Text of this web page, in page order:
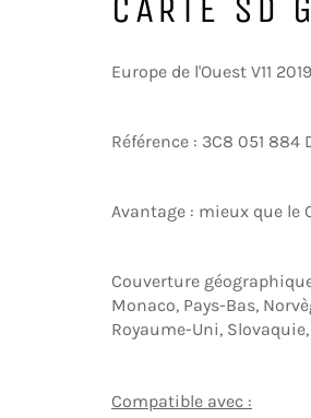
Europe de l'Ouest V11
Référence : 3C8 051 884
Avantage : mieux que le
Couverture
Monaco, Pays-Bas,
Royaume-Uni,
Compatible avec :